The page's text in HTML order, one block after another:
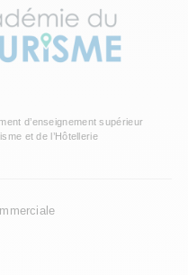
d’enseignement supérieur
et de l’Hôtellerie